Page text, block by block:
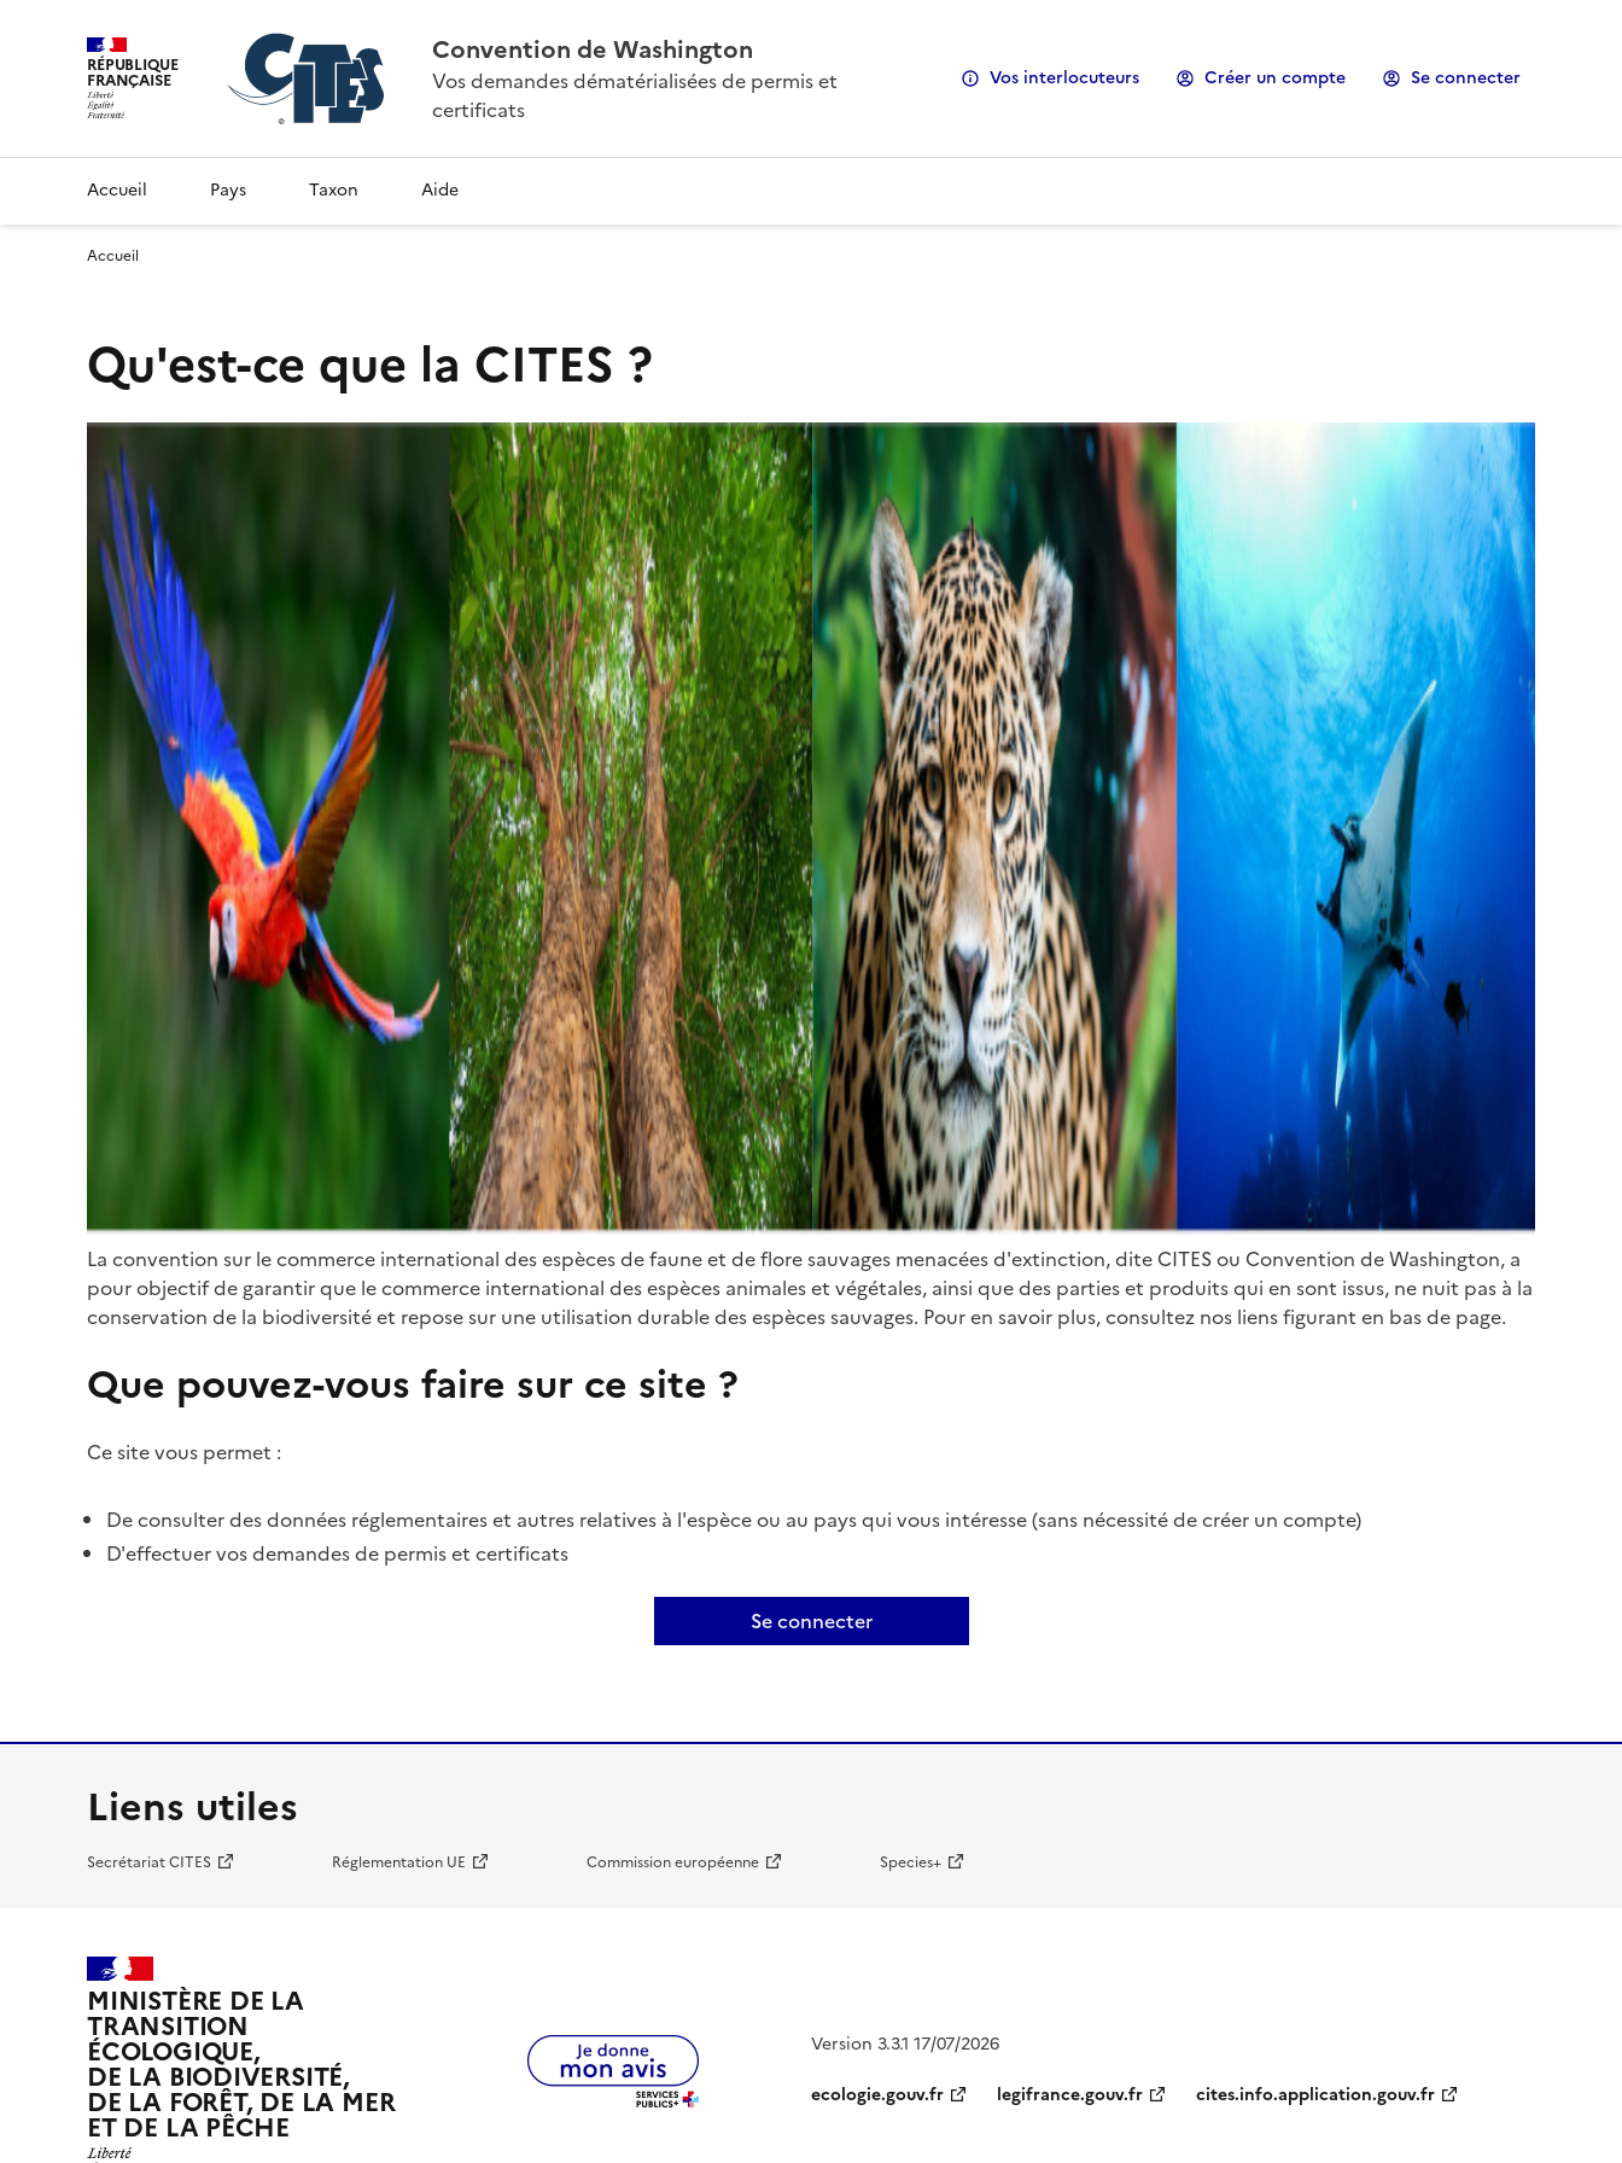
RÉPUBLIQUE
FRANÇAISE
Convention de Washington
Vos demandes dématérialisées de permis et
certificats
Vos interlocuteurs Créer un compte Se connecter
Accueil Pays Taxon Aide
Accueil
Qu'est-ce que la CITES ?
La convention sur le commerce international des espèces de faune et de flore sauvages menacées d'extinction, dite CITES ou Convention de Washington, a
pour objectif de garantir que le commerce international des espèces animales et végétales, ainsi que des parties et produits qui en sont issus, ne nuit pas à la
conservation de la biodiversité et repose sur une utilisation durable des espèces sauvages. Pour en savoir plus, consultez nos liens figurant en bas de page.
Que pouvez-vous faire sur ce site ?
Ce site vous permet :
De consulter des données réglementaires et autres relatives à l'espèce ou au pays qui vous intéresse (sans nécessité de créer un compte)
D'effectuer vos demandes de permis et certificats
Se connecter
Liens utiles
Secrétariat CITES Réglementation UE Commission européenne Species+
MINISTÈRE DE LA
TRANSITION
ÉCOLOGIQUE,
DE LA BIODIVERSITÉ,
DE LA FORÊT, DE LA MER
ET DE LA PÊCHE
Version 3.3.1 17/07/2026
ecologie.gouv.fr
legifrance.gouv.fr cites.info.application.gouv.fr